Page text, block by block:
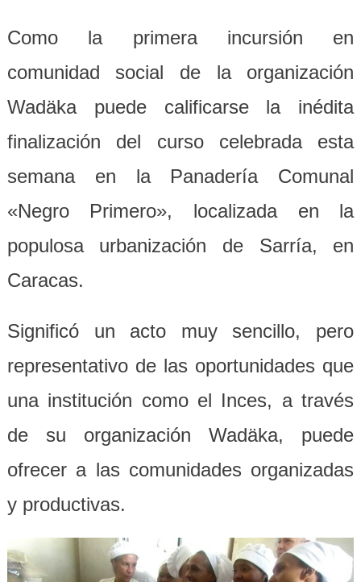
Como la primera incursión en
comunidad social de la organización
Wadäka puede calificarse la inédita
finalización del curso celebrada esta
semana en la Panadería Comunal
«Negro Primero», localizada en la
populosa urbanización de Sarría, en
Caracas.
Significó un acto muy sencillo, pero
representativo de las oportunidades que
una institución como el Inces, a través
de su organización Wadäka, puede
ofrecer a las comunidades organizadas
y productivas.